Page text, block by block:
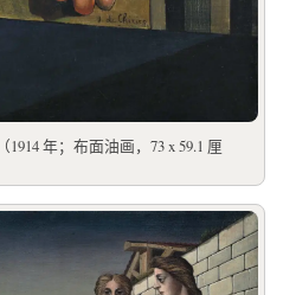
1914 年；布面油画，73 x 59.1 厘